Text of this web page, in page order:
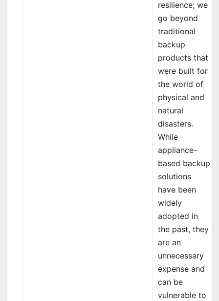
resilience; we
go beyond
traditional
backup
products that
were built for
the world of
physical and
natural
disasters.
While
appliance-
based backup
solutions
have been
widely
adopted in
the past, they
are an
unnecessary
expense and
can be
vulnerable to